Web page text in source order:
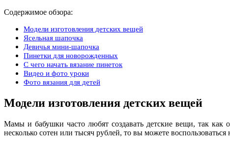
Содержимое обзора:
Модели изготовления детских вещей
Ясельная шапочка
Девичья мини-шапочка
Пинетки для новорожденных
С чего начать вязание пинеток
Видео и фото уроки
Фото вязания для детей
Модели изготовления детских вещей
Мамы и бабушки часто любят создавать детские вещи, так
несколько сотен или тысяч рублей, то вы можете